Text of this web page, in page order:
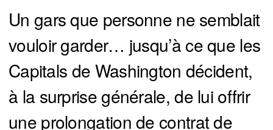
Un gars que personne ne semblait
vouloir garder… jusqu’à ce que les
Capitals de Washington décident,
à la surprise générale, de lui offrir
une prolongation de contrat de